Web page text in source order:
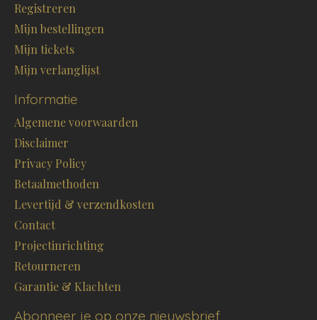
Registreren
Mijn bestellingen
Mijn tickets
Mijn verlanglijst
Informatie
Algemene voorwaarden
Disclaimer
Privacy Policy
Betaalmethoden
Levertijd & verzendkosten
Contact
Projectinrichting
Retourneren
Garantie & Klachten
Abonneer je op onze nieuwsbrief